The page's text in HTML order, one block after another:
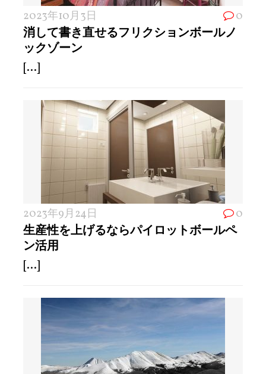
2023年10月3日 0
消して書き直せるフリクションボールノ
ックゾーン
[...]
2023年9月24日 0
生産性を上げるならパイロットボールペ
ン活用
[...]